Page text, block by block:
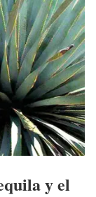
y el